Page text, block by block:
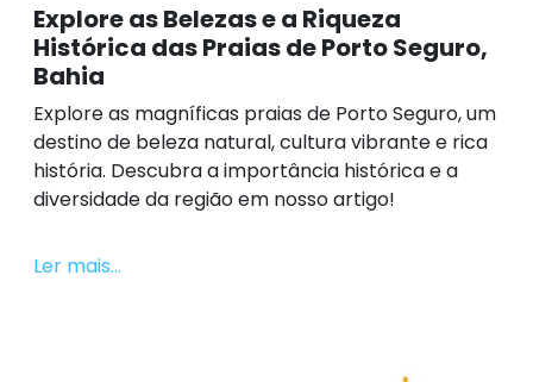
Explore as Belezas e a Riqueza
Histórica das Praias de Porto Seguro,
Bahia
Explore as magníficas praias de Porto Seguro, um
destino de beleza natural, cultura vibrante e rica
história. Descubra a importância histórica e a
diversidade da região em nosso artigo!
Ler mais...